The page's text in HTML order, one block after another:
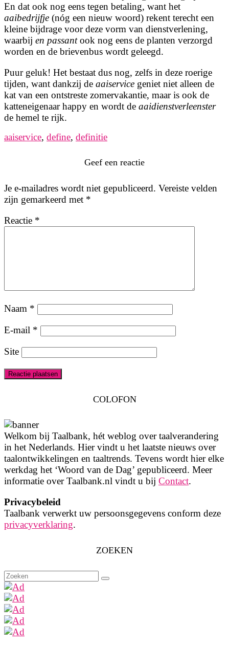
En dat ook nog eens tegen betaling, want het
aaibedrijfje (nóg een nieuw woord) rekent terecht een
kleine bijdrage voor deze vorm van dienstverlening,
waarbij en passantook nog eens de planten verzorgd
worden en de brievenbus wordt geleegd.
Puur geluk! Het bestaat dus nog, zelfs in deze roerige
tijden, want dankzij de aaiservice geniet niet alleen de
kat van een ontstreste zomervakantie, maar is ook de
katteneigenaar happy en wordt de aaidienstverleenster
de hemel te rijk.
aaiservice, define, definitie
Geef een reactie
Je e-mailadres wordt niet gepubliceerd. Vereiste velden
zijn gemarkeerd met *
Reactie *
Naam *
E-mail *
Site
COLOFON
Welkom bij Taalbank, hét weblog over taalverandering
in het Nederlands. Hier vindt u het laatste nieuws over
taalontwikkelingen en taaltrends. Tevens wordt hier elke
werkdag het ‘Woord van de Dag’ gepubliceerd. Meer
informatie over Taalbank.nl vindt u bij Contact.
Privacybeleid
Taalbank verwerkt uw persoonsgegevens conform deze
privacyverklaring.
ZOEKEN
Zoeken
naar: